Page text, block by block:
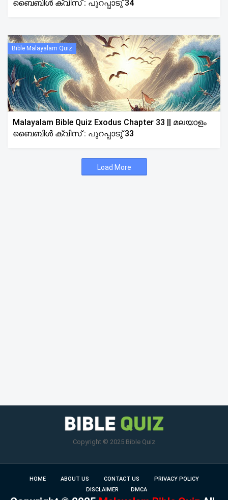
ബൈബിൾ ക്വിസ് : പുറപ്പാടു് 34
Bible Malayalam Quiz
Malayalam Bible Quiz Exodus Chapter 33 || മലയാളം
ബൈബിൾ ക്വിസ് : പുറപ്പാടു് 33
Load More
Copyright © 2025 Bible Quiz
HOME ABOUT US CONTACT US
PRIVACY POLICY
DISCLAIMER
DMCA